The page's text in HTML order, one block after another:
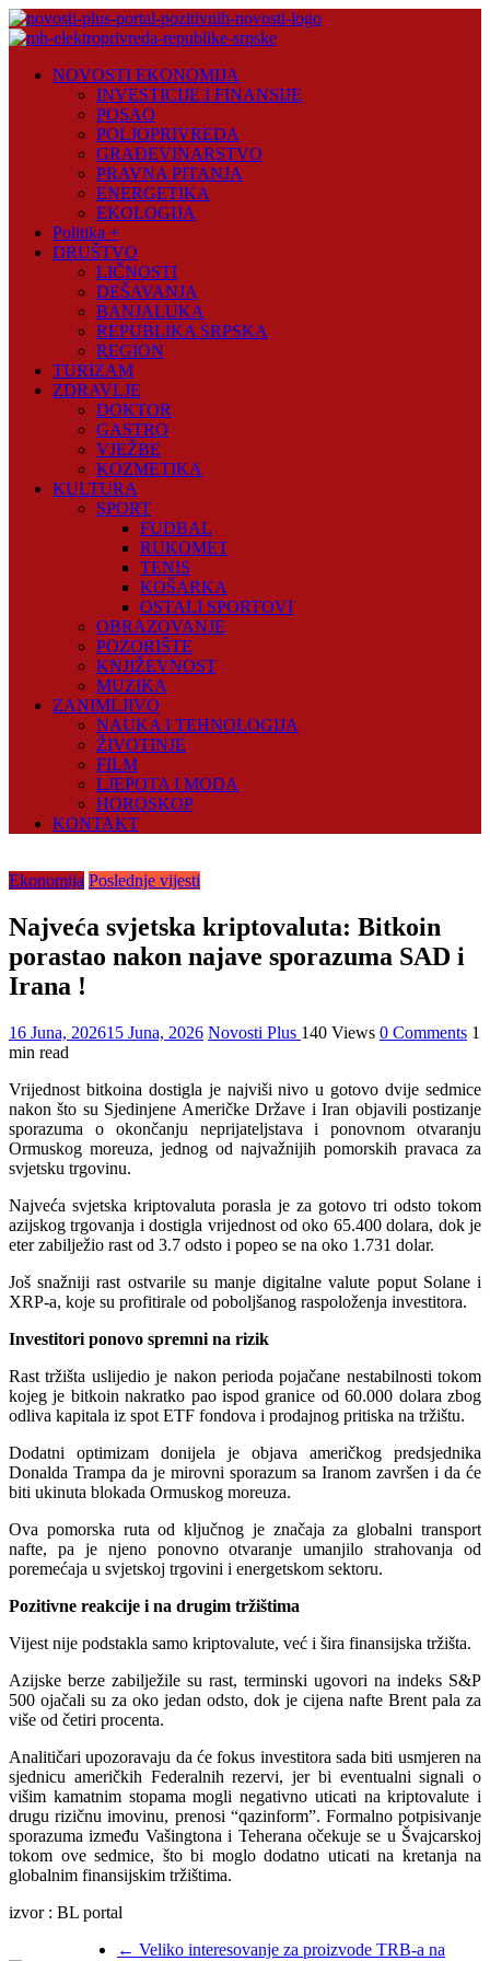
Skip
to
Plus
NOVOSTI EKONOMIJA
INVESTICIJE I FINANSIJE
POSAO
POLJOPRIVREDA
GRAĐEVINARSTVO
PRAVNA PITANJA
ENERGETIKA
EKOLOGIJA
Politika +
DRUŠTVO
LIČNOSTI
DEŠAVANJA
BANJALUKA
REPUBLIKA SRPSKA
REGION
TURIZAM
ZDRAVLJE
DOKTOR
GASTRO
VJEŽBE
KOZMETIKA
KULTURA
SPORT
FUDBAL
RUKOMET
TENIS
KOŠARKA
OSTALI SPORTOVI
OBRAZOVANJE
POZORIŠTE
KNJIŽEVNOST
MUZIKA
ZANIMLJIVO
NAUKA I TEHNOLOGIJA
ŽIVOTINJE
FILM
LJEPOTA I MODA
HOROSKOP
KONTAKT
Ekonomija Poslednje vijesti
Najveća svjetska kriptovaluta: Bitkoin
porastao nakon najave sporazuma SAD i
Irana !
16 Juna, 202615 Juna, 2026 Novosti Plus 140 Views 0 Comments 1
min read
Vrijednost bitkoina dostigla je najviši nivo u gotovo dvije sedmice
nakon što su Sjedinjene Američke Države i Iran objavili postizanje
sporazuma o okončanju neprijateljstava i ponovnom otvaranju
Ormuskog moreuza, jednog od najvažnijih pomorskih pravaca za
svjetsku trgovinu.
Najveća svjetska kriptovaluta porasla je za gotovo tri odsto tokom
azijskog trgovanja i dostigla vrijednost od oko 65.400 dolara, dok je
eter zabilježio rast od 3.7 odsto i popeo se na oko 1.731 dolar.
Još snažniji rast ostvarile su manje digitalne valute poput Solane i
XRP-a, koje su profitirale od poboljšanog raspoloženja investitora.
Investitori ponovo spremni na rizik
Rast tržišta uslijedio je nakon perioda pojačane nestabilnosti tokom
kojeg je bitkoin nakratko pao ispod granice od 60.000 dolara zbog
odliva kapitala iz spot ETF fondova i prodajnog pritiska na tržištu.
Dodatni optimizam donijela je objava američkog predsjednika
Donalda Trampa da je mirovni sporazum sa Iranom završen i da će
biti ukinuta blokada Ormuskog moreuza.
Ova pomorska ruta od ključnog je značaja za globalni transport
nafte, pa je njeno ponovno otvaranje umanjilo strahovanja od
poremećaja u svjetskoj trgovini i energetskom sektoru.
Pozitivne reakcije i na drugim tržištima
Vijest nije podstakla samo kriptovalute, već i šira finansijska tržišta.
Azijske berze zabilježile su rast, terminski ugovori na indeks S&P
500 ojačali su za oko jedan odsto, dok je cijena nafte Brent pala za
više od četiri procenta.
Analitičari upozoravaju da će fokus investitora sada biti usmjeren na
sjednicu američkih Federalnih rezervi, jer bi eventualni signali o
višim kamatnim stopama mogli negativno uticati na kriptovalute i
drugu rizičnu imovinu, prenosi “qazinform”. Formalno potpisivanje
sporazuma između Vašingtona i Teherana očekuje se u Švajcarskoj
tokom ove sedmice, što bi moglo dodatno uticati na kretanja na
globalnim finansijskim tržištima.
izvor : BL portal
← Veliko interesovanje za proizvode TRB-a na